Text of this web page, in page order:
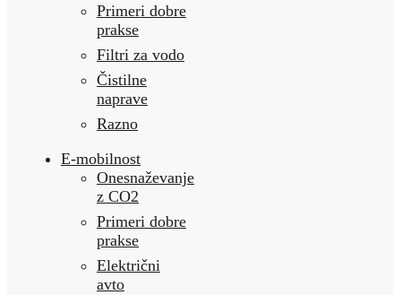
Primeri dobre
prakse
Filtri za vodo
Čistilne
naprave
Razno
E-mobilnost
Onesnaževanje
z CO2
Primeri dobre
prakse
Električni
avto